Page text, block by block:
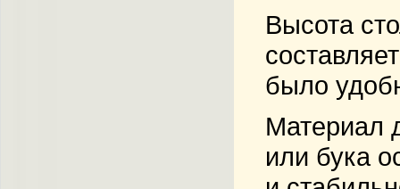
Высота
было
Материал
или бука